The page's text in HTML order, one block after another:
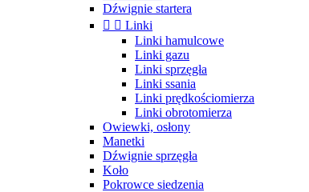
Dźwignie startera
  Linki
Linki hamulcowe
Linki gazu
Linki sprzęgła
Linki ssania
Linki prędkościomierza
Linki obrotomierza
Owiewki, osłony
Manetki
Dźwignie sprzęgła
Koło
Pokrowce siedzenia